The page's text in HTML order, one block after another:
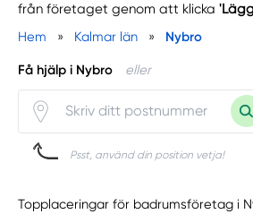
från företaget genom att klicka
Hem
» Kalmar län » Nybro
Få hjälp i Nybro eller
Psst, använd din position vetja!
Topplaceringar för badrumsföretag i